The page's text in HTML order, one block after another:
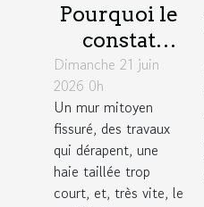
Pourquoi le
constat
d’huissier
change la
donne dans
un litige
entre
voisins
Dimanche 21 juin
2026 0h
Un mur mitoyen
fissuré, des travaux
qui dérapent, une
haie taillée trop
court, et, très vite, le